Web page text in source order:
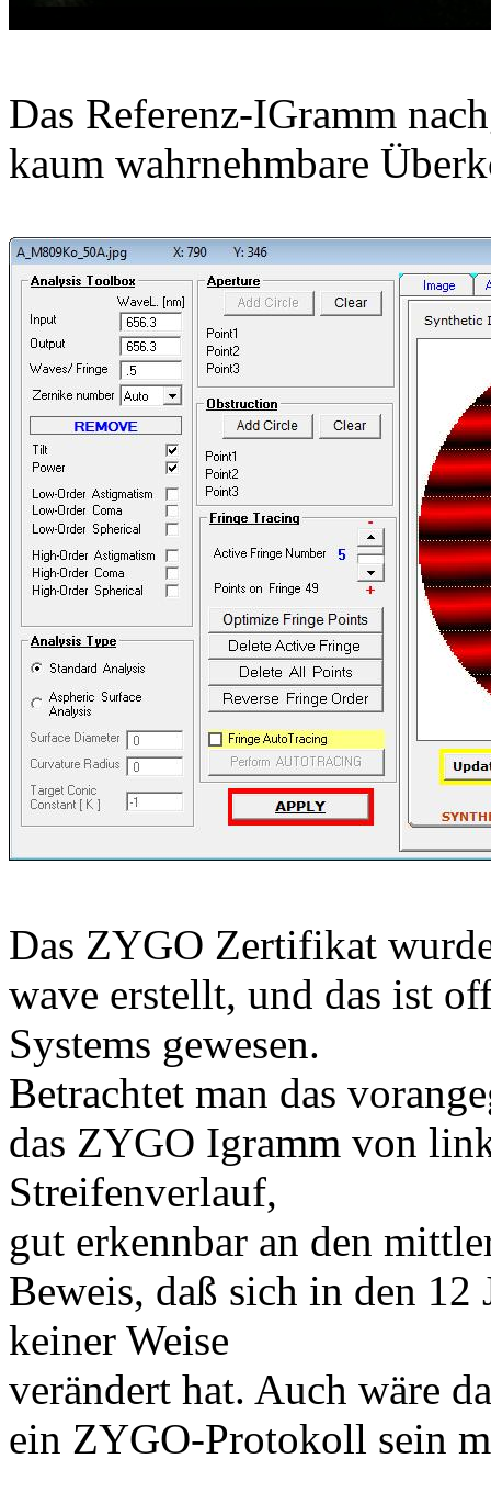
Das Referenz-IGramm
kaum wahrnehmbare
Das ZYGO Zertifikat
wave erstellt, und das ist
Systems gewesen.
Betrachtet man das
das ZYGO Igramm von
Streifenverlauf,
gut erkennbar an den
Beweis, daß sich in den
keiner Weise
verändert hat. Auch wäre
ein ZYGO-Protokoll sein